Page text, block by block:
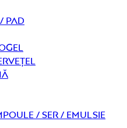
Pad
/ Ser / Emulsie